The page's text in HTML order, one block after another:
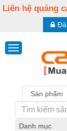
Liên hệ quảng
Sản phẩm
Danh mục